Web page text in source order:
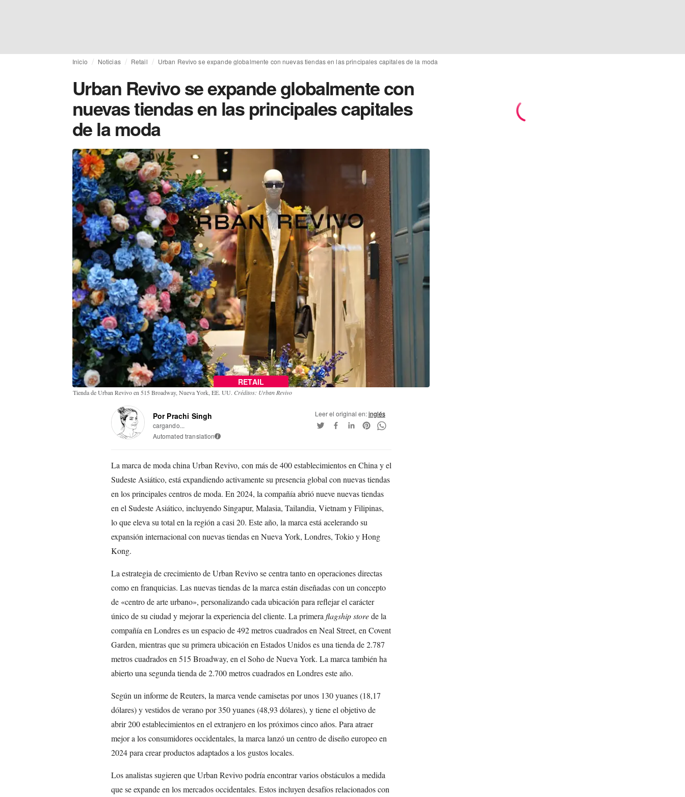
Inicio Noticias Retail Urban Revivo se expande globalmente con nuevas tiendas en las principales capitales de la moda
Urban Revivo se expande globalmente con
nuevas tiendas en las principales capitales
de la moda
RETAIL
Tienda de Urban Revivo en 515 Broadway, Nueva York, EE. UU. Créditos: Urban Revivo
Por Prachi Singh
cargando...
Automated translation i
Leer el original en:inglés
La marca de moda china Urban Revivo, con más de 400 establecimientos en China y el
Sudeste Asiático, está expandiendo activamente su presencia global con nuevas tiendas
en los principales centros de moda. En 2024, la compañía abrió nueve nuevas tiendas
en el Sudeste Asiático, incluyendo Singapur, Malasia, Tailandia, Vietnam y Filipinas,
lo que eleva su total en la región a casi 20. Este año, la marca está acelerando su
expansión internacional con nuevas tiendas en Nueva York, Londres, Tokio y Hong
Kong.
La estrategia de crecimiento de Urban Revivo se centra tanto en operaciones directas
como en franquicias. Las nuevas tiendas de la marca están diseñadas con un concepto
de «centro de arte urbano», personalizando cada ubicación para reflejar el carácter
único de su ciudad y mejorar la experiencia del cliente. La primera flagship storede la
compañía en Londres es un espacio de 492 metros cuadrados en Neal Street, en Covent
Garden, mientras que su primera ubicación en Estados Unidos es una tienda de 2.787
metros cuadrados en 515 Broadway, en el Soho de Nueva York. La marca también ha
abierto una segunda tienda de 2.700 metros cuadrados en Londres este año.
Según un informe de Reuters, la marca vende camisetas por unos 130 yuanes (18,17
dólares) y vestidos de verano por 350 yuanes (48,93 dólares), y tiene el objetivo de
abrir 200 establecimientos en el extranjero en los próximos cinco años. Para atraer
mejor a los consumidores occidentales, la marca lanzó un centro de diseño europeo en
2024 para crear productos adaptados a los gustos locales.
Los analistas sugieren que Urban Revivo podría encontrar varios obstáculos a medida
que se expande en los mercados occidentales. Estos incluyen desafíos relacionados con